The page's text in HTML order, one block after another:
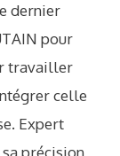
dernier
pour
travailler
celle
Expert
précision